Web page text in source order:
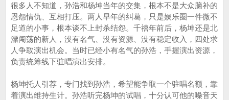
很多人不知道，孙浩和杨坤当年的交集，根本不是大众脑补的
恩怨情仇、互相打压。两人早年的纠葛，只是娱乐圈一件微不
足道的小事，根本谈不上封杀结怨。千禧年前后，杨坤还是北
漂闯荡的新人，没有名气、没有资源、没有稳定收入，四处求
人争取演出机会。当时已经小有名气的孙浩，手握演出资源，
负责统筹线下驻唱演出安排。
杨坤托人引荐，专门找到孙浩，希望能争取一个驻唱名额，靠
着演出维持生计。孙浩听完杨坤的试唱，十分认可他的嗓音天